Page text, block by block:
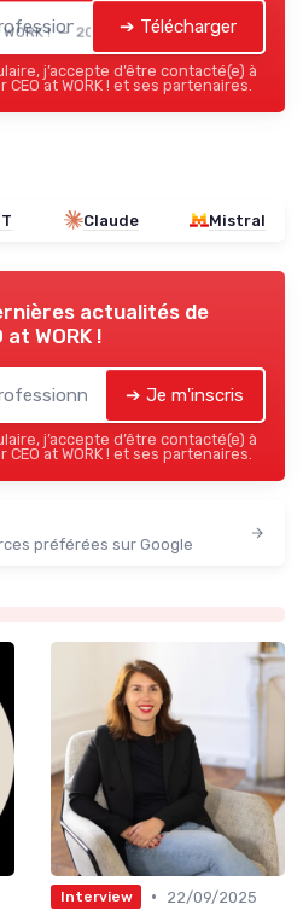
WORK ! — 2026 ➔ Télécharger
j’accepte d’être contacté(e) à
at WORK ! et ses partenaires.
Claude Mistral
actualités de
at WORK !
➔ Je m'inscris
j’accepte d’être contacté(e) à
at WORK ! et ses partenaires.
préférées sur Google
Interview •
22/09/2025